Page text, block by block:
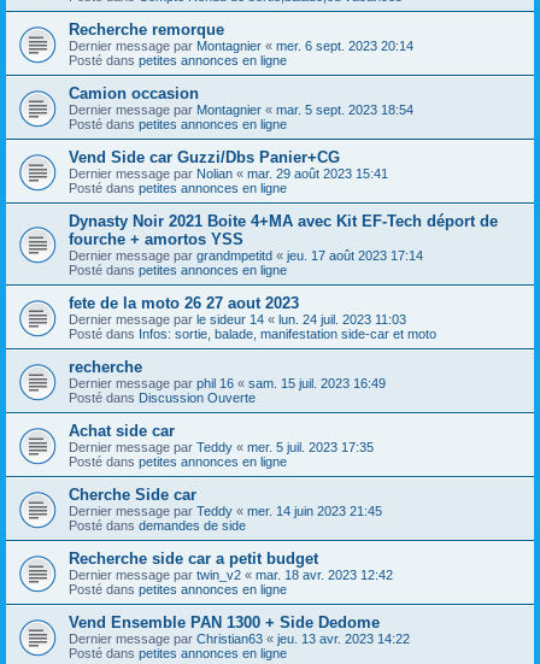
Recherche remorque
Dernier message par Montagnier « mer. 6 sept. 2023 20:14
Posté dans petites annonces en ligne
Camion occasion
Dernier message par Montagnier « mar. 5 sept. 2023 18:54
Posté dans petites annonces en ligne
Vend Side car Guzzi/Dbs Panier+CG
Dernier message par Nolian « mar. 29 août 2023 15:41
Posté dans petites annonces en ligne
Dynasty Noir 2021 Boite 4+MA avec Kit EF-Tech déport de
fourche + amortos YSS
Dernier message par grandmpetitd « jeu. 17 août 2023 17:14
Posté dans petites annonces en ligne
fete de la moto 26 27 aout 2023
Dernier message par le sideur 14 « lun. 24 juil. 2023 11:03
Posté dans Infos: sortie, balade, manifestation side-car et moto
recherche
Dernier message par phil 16 « sam. 15 juil. 2023 16:49
Posté dans Discussion Ouverte
Achat side car
Dernier message par Teddy « mer. 5 juil. 2023 17:35
Posté dans petites annonces en ligne
Cherche Side car
Dernier message par Teddy « mer. 14 juin 2023 21:45
Posté dans demandes de side
Recherche side car a petit budget
Dernier message par twin_v2 « mar. 18 avr. 2023 12:42
Posté dans petites annonces en ligne
Vend Ensemble PAN 1300 + Side Dedome
Dernier message par Christian63 « jeu. 13 avr. 2023 14:22
Posté dans petites annonces en ligne